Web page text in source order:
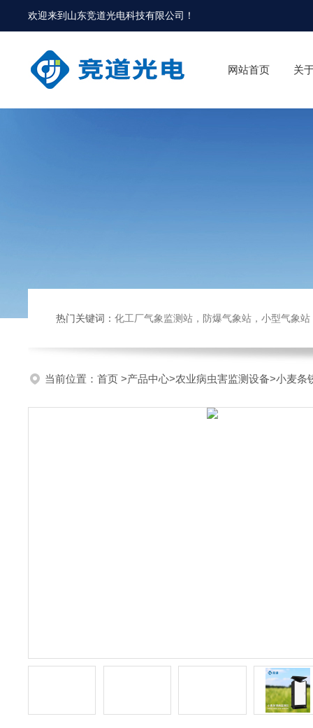
欢迎来到 山东竞道光电科技有限公司 ！
网站首页 关
热门关键词： 化工厂气象监测站，防爆气象站，小型气象站，化
当前位置： 首页 >产品中心>农业病虫害监测设备>小麦条